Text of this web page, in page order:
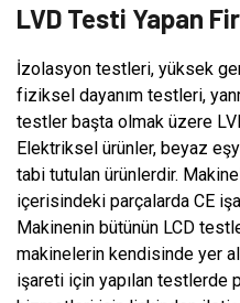
LVD Testi Yapan
İzolasyon testleri, yüksek
fiziksel dayanım testleri,
testler başta olmak üzere
Elektriksel ürünler, beyaz
tabi tutulan ürünlerdir.
içerisindeki parçalarda CE
Makinenin bütünün LCD
makinelerin kendisinde yer
işareti için yapılan testlerde